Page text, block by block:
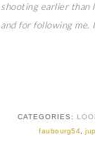
shooting earlier than
and for following me.
CATEGORIES:
faubourg54,